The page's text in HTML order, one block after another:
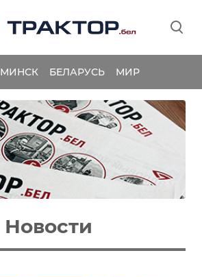
МИНСК БЕЛАРУСЬ МИР
Новости